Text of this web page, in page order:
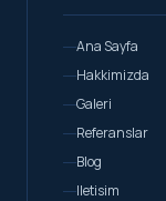
Ana Sayfa
Hakkimizda
Galeri
Referanslar
Blog
Iletisim